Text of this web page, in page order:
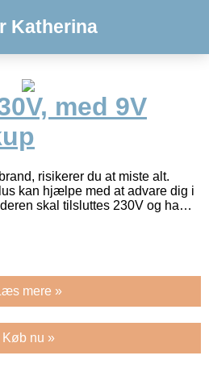
Katherina
med 9V
risikerer du at miste alt.
kan hjælpe med at advare dig i
skal tilsluttes 230V og ha…
mere »
Køb nu »